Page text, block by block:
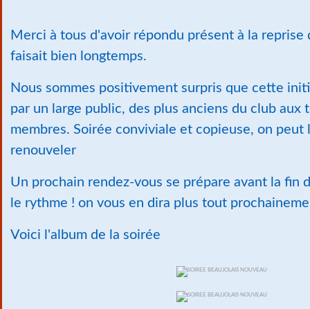
Merci à tous d'avoir répondu présent à la reprise
faisait bien longtemps.
Nous sommes positivement surpris que cette
par un large public, des plus anciens du club aux
membres. Soirée conviviale et copieuse, on
renouveler
Un prochain rendez-vous se prépare avant la fin
le rythme ! on vous en dira plus tout
Voici l'album de la soirée